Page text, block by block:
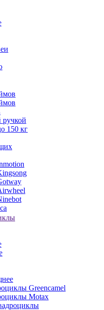
150 кг
Greencamel
Motax